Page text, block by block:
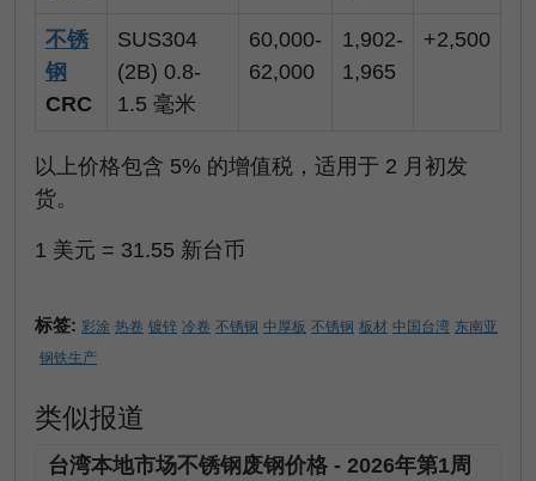
不锈
钢
CRC
SUS304
(2B) 0.8-
1.5 毫米
60,000-
62,000
1,902-
1,965
+2,500
以上价格包含 5% 的增值税，适用于 2 月初发
货。
1 美元 = 31.55 新台币
标签: 彩涂 热卷 镀锌 冷卷 不锈钢 中厚板 不锈钢 板材 中国台湾 东南亚
钢铁生产
类似报道
台湾本地市场不锈钢废钢价格 - 2026年第1周